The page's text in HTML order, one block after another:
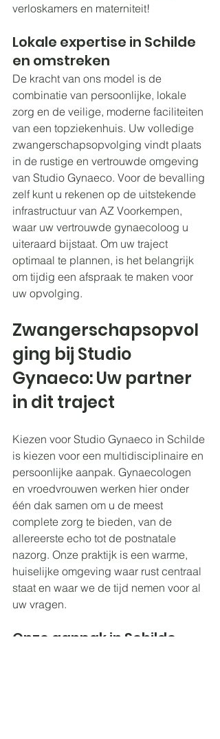
verloskamers en materniteit!
Lokale expertise in Schilde
en omstreken
De kracht van ons model is de
combinatie van persoonlijke, lokale
zorg en de veilige, moderne faciliteiten
van een topziekenhuis. Uw volledige
zwangerschapsopvolging vindt plaats
in de rustige en vertrouwde omgeving
van Studio Gynaeco. Voor de bevalling
zelf kunt u rekenen op de uitstekende
infrastructuur van AZ Voorkempen,
waar uw vertrouwde gynaecoloog u
uiteraard bijstaat. Om uw traject
optimaal te plannen, is het belangrijk
om tijdig een afspraak te maken voor
uw opvolging.
Zwangerschapsopvol
ging bij Studio
Gynaeco: Uw partner
in dit traject
Kiezen voor Studio Gynaeco in Schilde
is kiezen voor een multidisciplinaire en
persoonlijke aanpak. Gynaecologen
en vroedvrouwen werken hier onder
één dak samen om u de meest
complete zorg te bieden, van de
allereerste echo tot de postnatale
nazorg. Onze praktijk is een warme,
huiselijke omgeving waar rust centraal
staat en waar we de tijd nemen voor al
uw vragen.
Onze aanpak in Schilde